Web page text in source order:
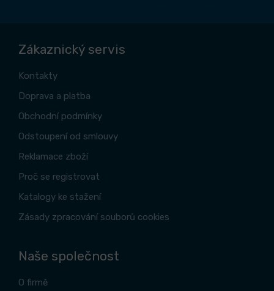
Zákaznický servis
Kontakty
Doprava a platba
Obchodní podmínky
Odstoupení od smlouvy
Reklamace zboží
Proč se registrovat
Katalogy ke stažení
Zásady zpracování souborů cookies
Naše společnost
O firmě